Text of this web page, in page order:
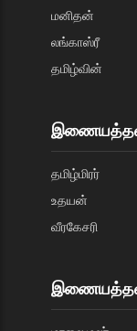
மனிதன்
லங்காஸ்ரீ
தமிழ்வின்
தமிழ்மிரர்
உதயன்
வீரகேசரி